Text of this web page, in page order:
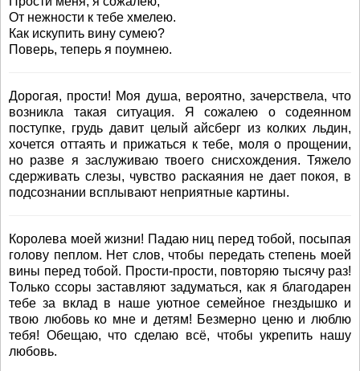
От нежности к тебе хмелею.
Как искупить вину сумею?
Поверь, теперь я поумнею.
Дорогая, прости! Моя душа, вероятно, зачерствела, что
возникла такая ситуация. Я сожалею о содеянном
поступке, грудь давит целый айсберг из колких льдин,
хочется оттаять и прижаться к тебе, моля о прощении,
но разве я заслуживаю твоего снисхождения. Тяжело
сдерживать слезы, чувство раскаяния не дает покоя, в
подсознании всплывают неприятные картины.
Королева моей жизни! Падаю ниц перед тобой, посыпая
голову пеплом. Нет слов, чтобы передать степень моей
вины перед тобой. Прости-прости, повторяю тысячу раз!
Только ссоры заставляют задуматься, как я благодарен
тебе за вклад в наше уютное семейное гнездышко и
твою любовь ко мне и детям! Безмерно ценю и люблю
тебя! Обещаю, что сделаю всё, чтобы укрепить нашу
любовь.